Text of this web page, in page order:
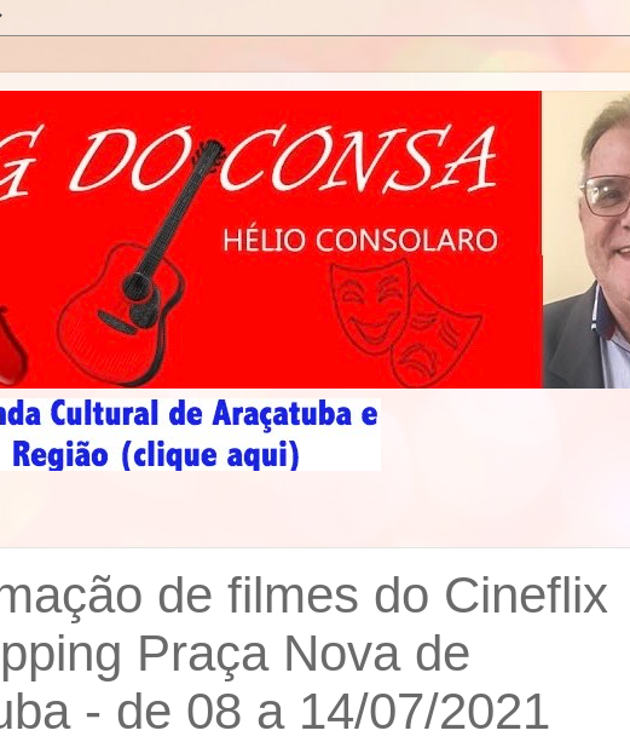
de filmes do Cineflix
Praça Nova de
- de 08 a 14/07/2021